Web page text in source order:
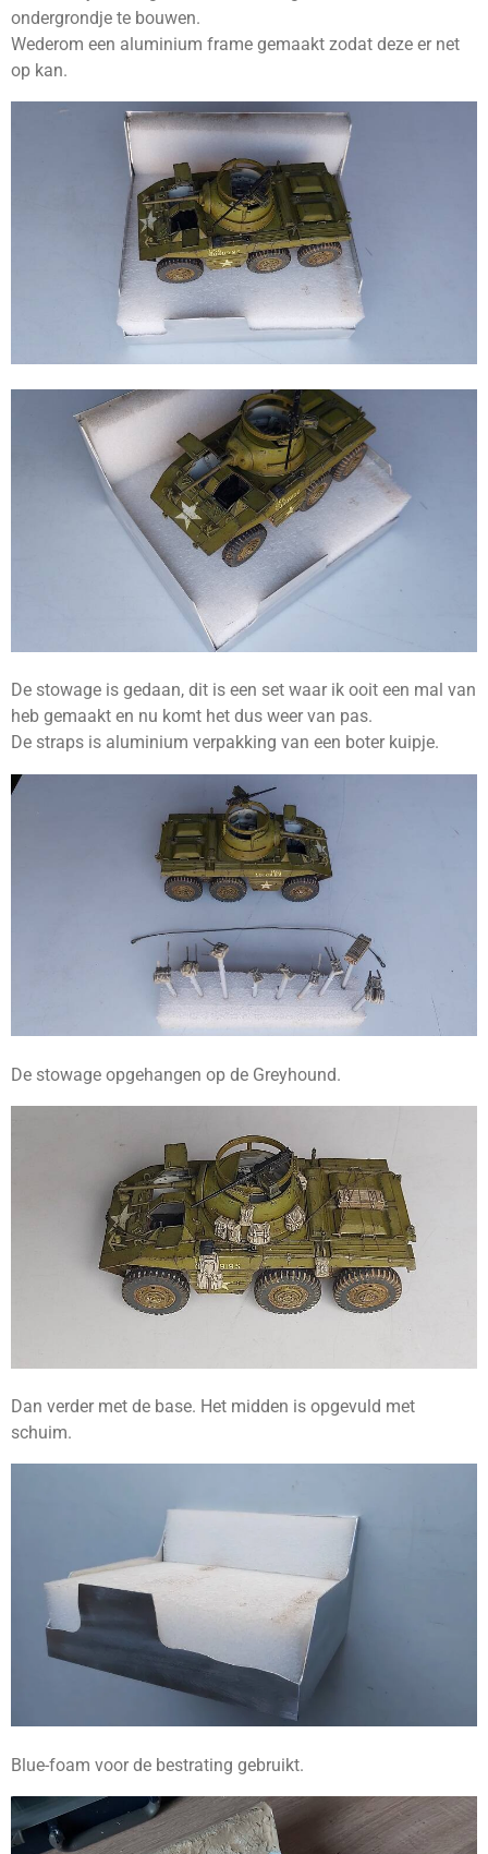
ondergrondje te bouwen.
Wederom een aluminium frame gemaakt zodat deze er net
op kan.
De stowage is gedaan, dit is een set waar ik ooit een mal van
heb gemaakt en nu komt het dus weer van pas.
De straps is aluminium verpakking van een boter kuipje.
De stowage opgehangen op de Greyhound.
Dan verder met de base. Het midden is opgevuld met
schuim.
Blue-foam voor de bestrating gebruikt.